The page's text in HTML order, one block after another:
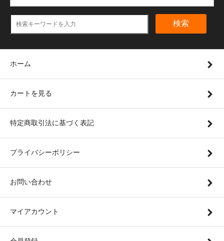
検索
ホーム
カートを見る
特定商取引法に基づく表記
プライバシーポリシー
お問い合わせ
マイアカウント